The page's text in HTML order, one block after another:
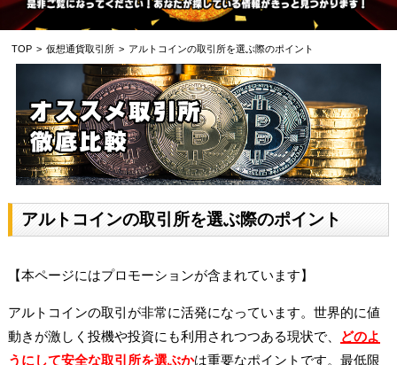
TOP > 仮想通貨取引所 > アルトコインの取引所を選ぶ際のポイント
アルトコインの取引所を選ぶ際のポイント
【本ページにはプロモーションが含まれています】
アルトコインの取引が非常に活発になっています。世界的に値
動きが激しく投機や投資にも利用されつつある現状で、
どのよ
うにして安全な取引所を選ぶかは重要なポイントです。最低限